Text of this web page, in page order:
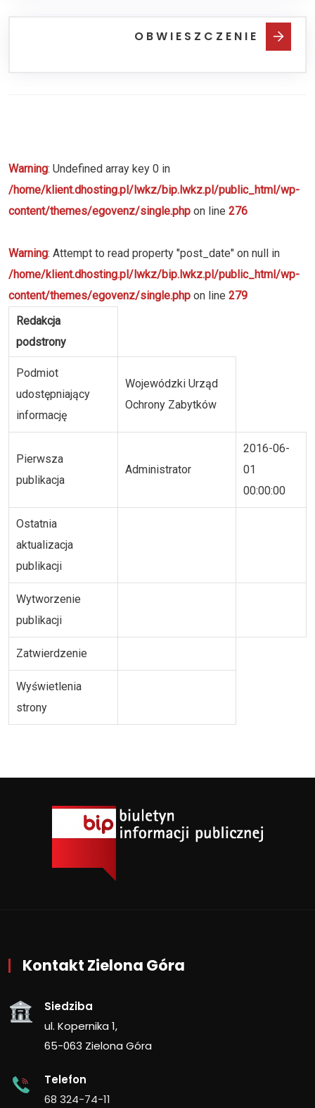
O B W I E S Z C Z E N I E
Warning: Undefined array key 0 in
/home/klient.dhosting.pl/lwkz/bip.lwkz.pl/public_html/wp-
content/themes/egovenz/single.php on line 276
Warning: Attempt to read property "post_date" on null in
/home/klient.dhosting.pl/lwkz/bip.lwkz.pl/public_html/wp-
content/themes/egovenz/single.php on line 279
Redakcja
podstrony
Podmiot
udostępniający
informację
Wojewódzki Urząd
Ochrony Zabytków
Pierwsza
publikacja
Administrator
2016-06-
01
00:00:00
Ostatnia
aktualizacja
publikacji
Wytworzenie
publikacji
Zatwierdzenie
Wyświetlenia
strony
Kontakt Zielona Góra
Siedziba
ul. Kopernika 1,
65-063 Zielona Góra
Telefon
68 324-74-11